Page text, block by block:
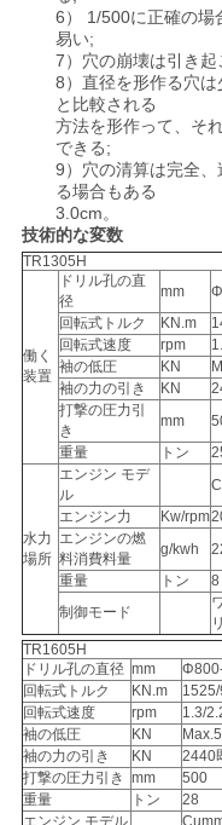
6） 1/500に正確の場
易い;
7）穴の崩壊は引き起
8）直径を形作る穴
と比較される
方法を形作って、そ
できる;
9）穴の清算は完全
る場合もある
3.0cm。
技術的な変数
TR1305H
働く
装置
ドリル孔の直
径
mm
回転式トルク
KN.m
回転式速度
rpm
袖の低圧
KN
袖の力の引き
KN
打撃の圧力引
き
mm
重量
トン
水力
場所
エンジン モデ
ル
エンジン力
Kw/rpm
エンジンの燃
料消費料量
g/kwh
重量
トン
8
制御モード
TR1605H
ドリル孔の直径 mm
回転式トルク
KN.m
回転式速度
rpm
1.3/
袖の低圧
KN
袖の力の引き
KN
2440
打撃の圧力引き mm
500
重量
トン
28